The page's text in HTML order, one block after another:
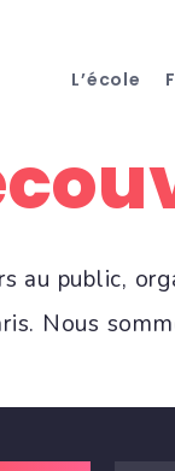
L’école
public,
Nous